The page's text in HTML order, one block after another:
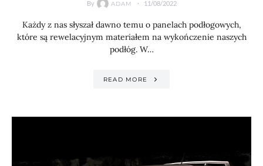
By ADAM 11/08/2022
Każdy z nas słyszał dawno temu o panelach podłogowych,
które są rewelacyjnym materiałem na wykończenie naszych
podłóg. W…
READ MORE